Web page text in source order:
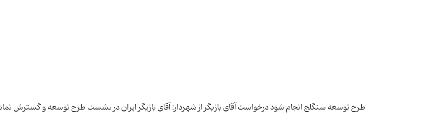
طرح توسعه سنگلج انجام شود درخواست آقای بازیگر از شهردار: آقای بازیگر ایران در نشست طرح توسعه و گسترش